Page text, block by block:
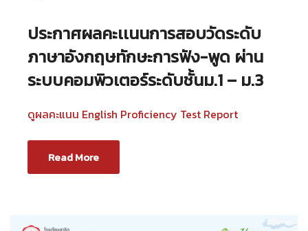
ประกาศผลคะเเนนการสอบวัดระดับ
ภาษาอังกฤษทักษะการฟัง-พูด ผ่าน
ระบบคอมพิวเตอร์ระดับชั้นม.1 – ม.3
ดูผลคะแนน English Proficiency Test Report
Read More